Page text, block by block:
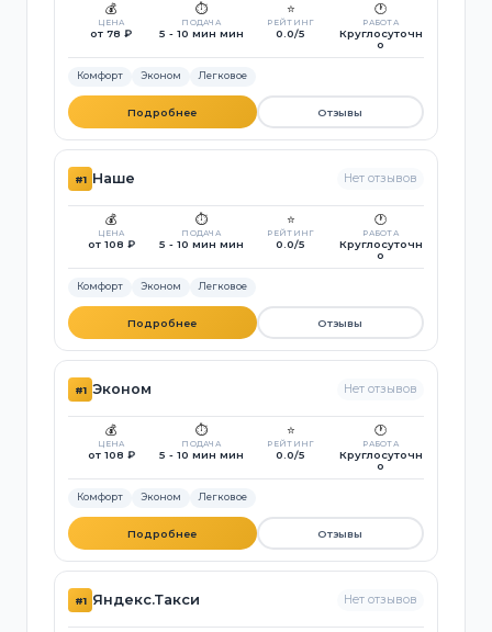
💰
ЦЕНА
от 78 ₽
⏱️
ПОДАЧА
5 - 10 мин мин
⭐
РЕЙТИНГ
0.0/5
🕐
РАБОТА
Круглосуточн
о
Комфорт Эконом Легковое
Подробнее Отзывы
#1 Наше Нет отзывов
💰
ЦЕНА
от 108 ₽
⏱️
ПОДАЧА
5 - 10 мин мин
⭐
РЕЙТИНГ
0.0/5
🕐
РАБОТА
Круглосуточн
о
Комфорт Эконом Легковое
Подробнее Отзывы
#1 Эконом Нет отзывов
💰
ЦЕНА
от 108 ₽
⏱️
ПОДАЧА
5 - 10 мин мин
⭐
РЕЙТИНГ
0.0/5
🕐
РАБОТА
Круглосуточн
о
Комфорт Эконом Легковое
Подробнее Отзывы
#1 Яндекс.Такси Нет отзывов